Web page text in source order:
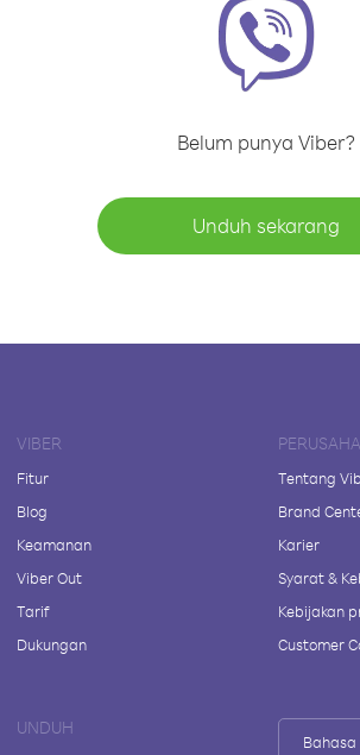
Belum punya Viber?
Unduh sekarang
VIBER
Fitur
Blog
Keamanan
Viber Out
Tarif
Dukungan
Tentang
Brand
Karier
Syarat &
Kebijakan
Customer
UNDUH
Bahasa